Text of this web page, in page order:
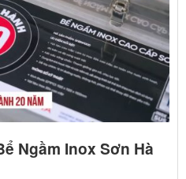
Ngầm Inox Sơn Hà